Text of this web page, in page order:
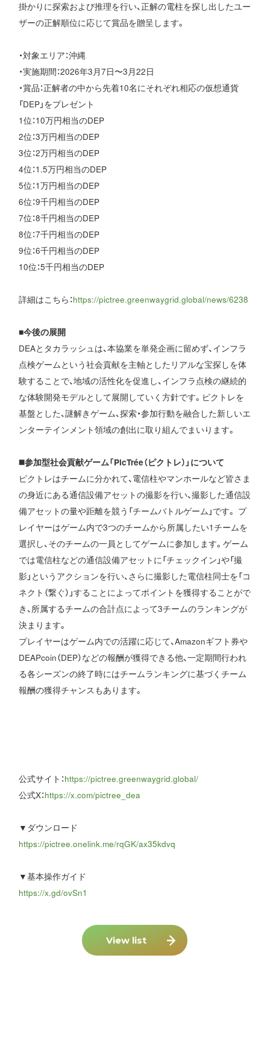
掛かりに探索および推理を行い、正解の電柱を探し出したユー
ザーの正解順位に応じて賞品を贈呈します。
・対象エリア：沖縄
・実施期間：2026年3月7日〜3月22日
・賞品：正解者の中から先着10名にそれぞれ相応の仮想通貨
「DEP」をプレゼント
1位：10万円相当のDEP
2位：3万円相当のDEP
3位：2万円相当のDEP
4位：1.5万円相当のDEP
5位：1万円相当のDEP
6位：9千円相当のDEP
7位：8千円相当のDEP
8位：7千円相当のDEP
9位：6千円相当のDEP
10位：5千円相当のDEP
詳細はこちら：https://pictree.greenwaygrid.global/news/6238
■今後の展開
DEAとタカラッシュは、本協業を単発企画に留めず、インフラ
点検ゲームという社会貢献を主軸としたリアルな宝探しを体
験することで、地域の活性化を促進し、インフラ点検の継続的
な体験開発モデルとして展開していく方針です。ピクトレを
基盤とした、謎解きゲーム、探索・参加行動を融合した新しいエ
ンターテインメント領域の創出に取り組んでまいります。
◼️参加型社会貢献ゲーム「PicTrée（ピクトレ）」について
ピクトレはチームに分かれて、電信柱やマンホールなど皆さま
の身近にある通信設備アセットの撮影を行い、撮影した通信設
備アセットの量や距離を競う「チームバトルゲーム」です。 プ
レイヤーはゲーム内で3つのチームから所属したい1チームを
選択し、そのチームの一員としてゲームに参加します。ゲーム
では電信柱などの通信設備アセットに「チェックイン」や「撮
影」というアクションを行い、さらに撮影した電信柱同士を「コ
ネクト（繋ぐ）」することによってポイントを獲得することがで
き、所属するチームの合計点によって3チームのランキングが
決まります。
プレイヤーはゲーム内での活躍に応じて、Amazonギフト券や
DEAPcoin（DEP）などの報酬が獲得できる他、一定期間行われ
る各シーズンの終了時にはチームランキングに基づくチーム
報酬の獲得チャンスもあります。
公式サイト：https://pictree.greenwaygrid.global/
公式X：https://x.com/pictree_dea
▼ダウンロード
https://pictree.onelink.me/rqGK/ax35kdvq
▼基本操作ガイド
https://x.gd/ovSn1
View list